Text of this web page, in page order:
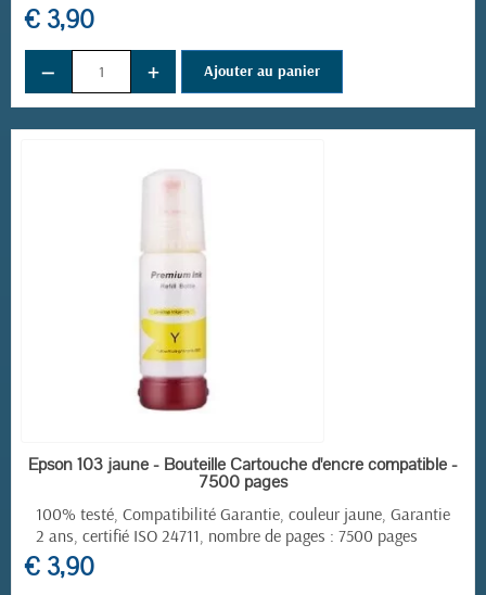
€ 3,90
− + Ajouter au panier
EN STOCK
Epson 103 jaune - Bouteille Cartouche d'encre compatible -
7500 pages
100% testé, Compatibilité Garantie, couleur jaune, Garantie
2 ans, certifié ISO 24711, nombre de pages : 7500 pages
€ 3,90